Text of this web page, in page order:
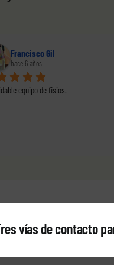
Francisco Gil
hace 6 años
equipo de fisios.
vías de contacto